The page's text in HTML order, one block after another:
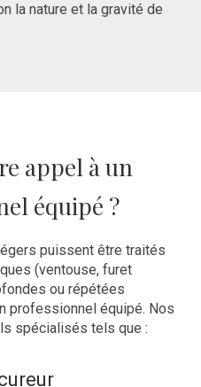
la nature et la gravité de
appel à un
équipé ?
puissent être traités
(ventouse, furet
ou répétées
professionnel équipé. Nos
spécialisés tels que :